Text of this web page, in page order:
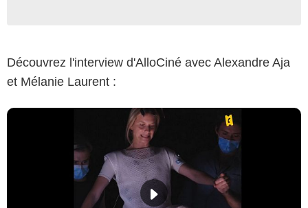
Découvrez l'interview d'AlloCiné avec Alexandre Aja
et Mélanie Laurent :